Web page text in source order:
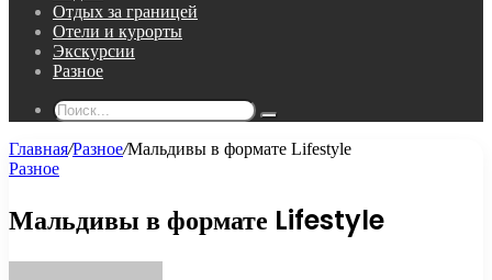
Отдых за границей
Отели и курорты
Экскурсии
Разное
Поиск...
Главная/Разное/Мальдивы в формате Lifestyle
Разное
Мальдивы в формате Lifestyle